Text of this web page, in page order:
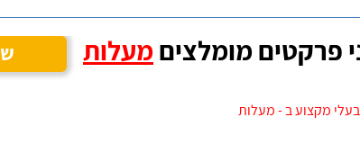
פרקטים מומלצים מעלות
מקצוע ב - מעלות